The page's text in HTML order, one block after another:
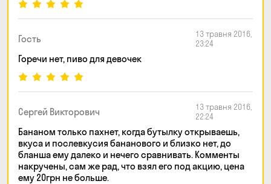
Гость
13 травня 2016,
23:24
Горечи нет, пиво для девочек
Сергей Викторович
13 травня 2016,
22:24
Бананом только пахнет, когда бутылку открываешь,
вкуса и послевкусия бананового и близко нет, до
бланша ему далеко и нечего сравнивать. Комменты
накручены, сам же рад, что взял его под акцию, цена
ему 20грн не больше.